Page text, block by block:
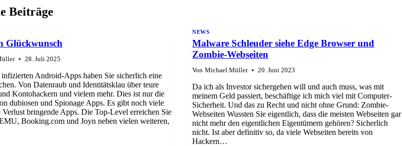
Beiträge
Glückwunsch
28. Juli 2025
Android-Apps haben Sie sicherlich eine
Von Datenraub und Identitätsklau über teure
Kontohackern und vielem mehr. Dies ist nur die
dubiosen und Spionage Apps. Es gibt noch viele
Verlust bringende Apps. Die Top-Level erreichen Sie
Booking.com und Joyn neben vielen weiteren,
NEWS
Malware Schleuder siehe Edge Browser und
Zombie-Webseiten
Von Michael Müller 20. Juni 2023
Da ich als Investor sichergehen will und auch muss, was mit
meinem Geld passiert, beschäftige ich mich viel mit Computer-
Sicherheit. Und das zu Recht und nicht ohne Grund: Zombie-
Webseiten Wussten Sie eigentlich, dass die meisten Webseiten gar
nicht mehr den eigentlichen Eigentümern gehören? Sicherlich
nicht. Ist aber definitiv so, da viele Webseiten bereits von
Hackern…